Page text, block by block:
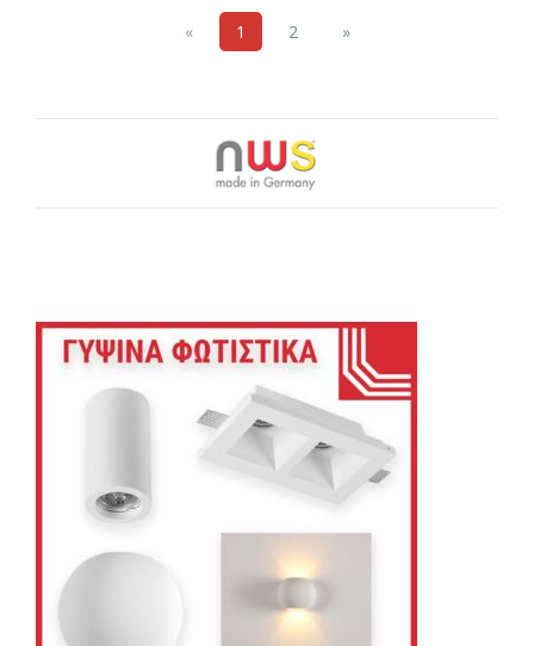
«Previous
1 2 »Next